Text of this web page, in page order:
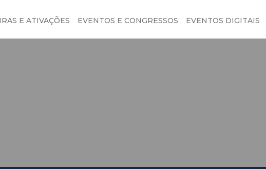
E ATIVAÇÕES EVENTOS E CONGRESSOS EVENTOS DIGITAIS